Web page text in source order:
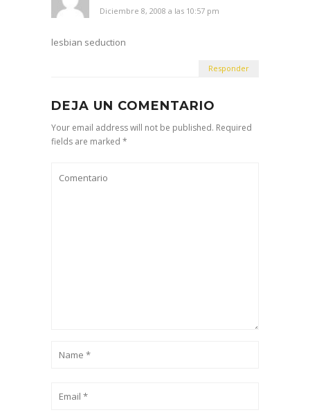
Diciembre 8, 2008 a las 10:57 pm
lesbian seduction
Responder
DEJA UN COMENTARIO
Your email address will not be published. Required
fields are marked *